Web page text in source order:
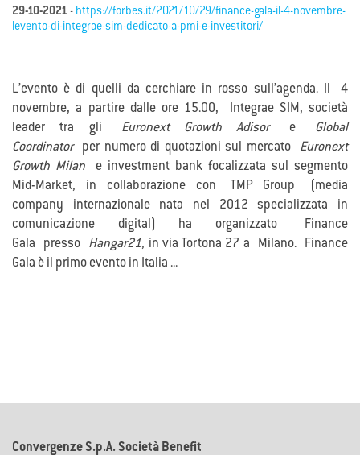
29-10-2021 - https://forbes.it/2021/10/29/finance-gala-il-4-novembre-
levento-di-integrae-sim-dedicato-a-pmi-e-investitori/
L’evento è di quelli da cerchiare in rosso sull’agenda. Il 4
novembre, a partire dalle ore 15.00, Integrae SIM, società
leader tra gli Euronext Growth Adisore Global
Coordinatorper numero di quotazioni sul mercato Euronext
Growth Milan e investment bank focalizzata sul segmento
Mid-Market, in collaborazione con TMP Group (media
company internazionale nata nel 2012 specializzata in
comunicazione digital) ha organizzato Finance
Gala presso Hangar21, in via Tortona 27 a Milano. Finance
Gala è il primo evento in Italia ...
Convergenze S.p.A. Società Benefit